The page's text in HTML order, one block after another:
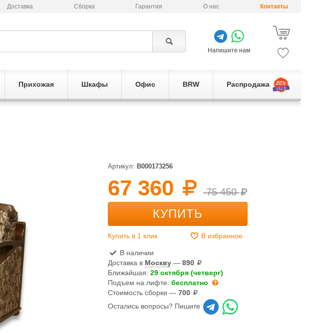
Доставка Сборка Гарантия О нас Контакты
Напишите нам
Прихожая Шкафы Офис BRW Распродажа
Артикул: B000173256
67 360 75 450
КУПИТЬ
Купить в 1 клик В избранное
В наличии
Доставка в Москву —890
Ближайшая:29 октября (четверг)
Подъем на лифте:бесплатно
Стоимость сборки —700
Остались вопросы? Пишите